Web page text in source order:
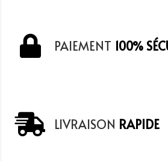
PAIEMENT 100%
LIVRAISON RAPIDE